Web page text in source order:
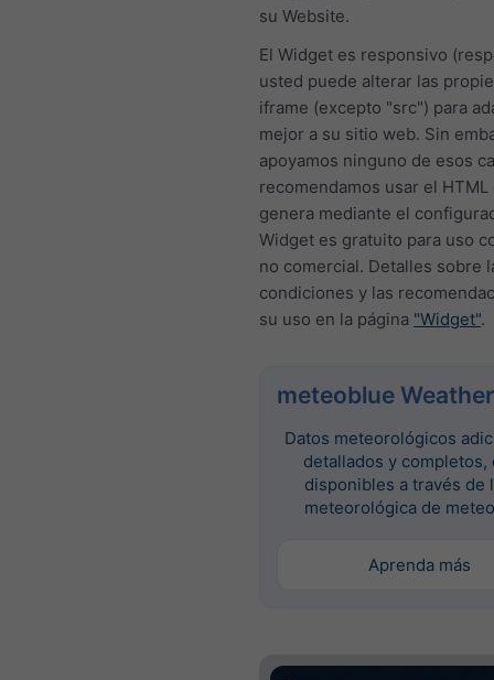
su Website.
El Widget es responsivo
usted puede alterar las
iframe (excepto "src") para
mejor a su sitio web. Sin
apoyamos ninguno de esos
recomendamos usar el HTML
genera mediante el
Widget es gratuito para uso
no comercial. Detalles sobre
condiciones y las
su uso en la página "Widget".
meteoblue
Datos meteorológicos
detallados y completos,
disponibles a través de
meteorológica de
Aprenda más